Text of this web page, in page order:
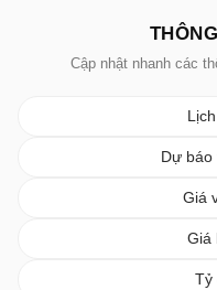
Cập nhật nhanh các
Dự báo
Giá
Giá
Tỷ